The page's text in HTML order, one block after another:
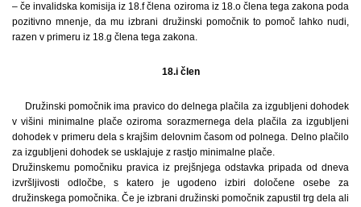
– če invalidska komisija iz 18.f člena oziroma iz 18.o člena tega zakona poda
pozitivno mnenje, da mu izbrani družinski pomočnik to pomoč lahko nudi,
razen v primeru iz 18.g člena tega zakona.
18.i člen
Družinski pomočnik ima pravico do delnega plačila za izgubljeni dohodek
v višini minimalne plače oziroma sorazmernega dela plačila za izgubljeni
dohodek v primeru dela s krajšim delovnim časom od polnega. Delno plačilo
za izgubljeni dohodek se usklajuje z rastjo minimalne plače.
Družinskemu pomočniku pravica iz prejšnjega odstavka pripada od dneva
izvršljivosti odločbe, s katero je ugodeno izbiri določene osebe za
družinskega pomočnika. Če je izbrani družinski pomočnik zapustil trg dela ali